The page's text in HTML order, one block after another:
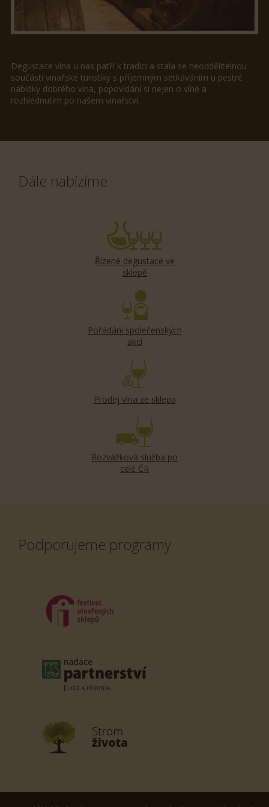
Degustace vína u nás patří k tradici a stala se neoddělitelnou
součástí vinařské turistiky s příjemným setkáváním u pestré
nabídky dobrého vína, popovídání si nejen o víně a
rozhlédnutím po našem vinařství.
Dále nabízíme
Řízené degustace ve
sklepě
Pořádání společenských
akcí
Prodej vína ze sklepa
Rozvážková služba po
celé ČR
Podporujeme programy